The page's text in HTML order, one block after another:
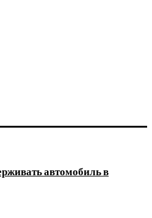
автомобиль в